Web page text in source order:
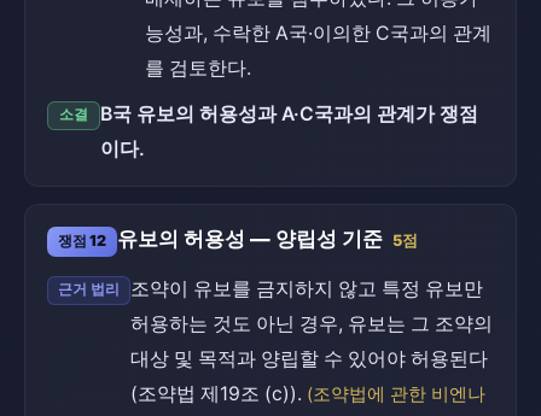
능성과, 수락한 A국·이의한 C국과의 관계
를 검토한다.
소결
B국 유보의 허용성과 A·C국과의 관계가 쟁점
이다.
쟁점 12 유보의 허용성 — 양립성 기준 5점
근거 법리
조약이 유보를 금지하지 않고 특정 유보만
허용하는 것도 아닌 경우, 유보는 그 조약의
대상 및 목적과 양립할 수 있어야 허용된다
(조약법 제19조 (c)). (조약법에 관한 비엔나